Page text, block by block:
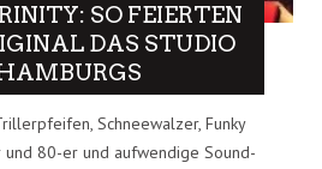
SO FEIERTEN
DAS STUDIO
Schneewalzer, Funky
80-er und aufwendige Sound-